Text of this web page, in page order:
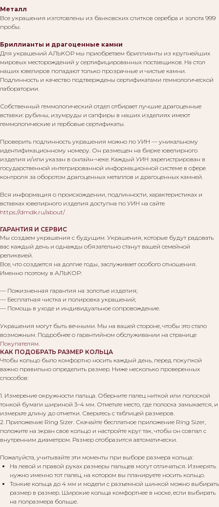
Металл
Все украшения изготовлены из банковских слитков серебра и золота 999
пробы.
Бриллианты и драгоценные камни
Для украшений АЛЬКОР мы приобретаем бриллианты из крупнейших
мировых месторождений у сертифицированных поставщиков. На стол
наших ювелиров попадают только прозрачные и чистые камни.
Подлинность и качество подтверждены сертификатами геммологической
лаборатории.
Собственный геммологический отдел отбирает лучшие драгоценные
вставки: рубины, изумруды и сапфиры в наших изделиях имеют
геммологические и гербовые сертификаты.
Проверить подлинность украшения можно по УИН — уникальному
идентификационному номеру. Он размещен на бирке ювелирного
изделия и/или указан в онлайн-чеке. Каждый УИН зарегистрирован в
государственной интегрированной информационной системе в сфере
контроля за оборотом драгоценных металлов и драгоценных камней.
Вся информация о происхождении, подлинности, характеристиках и
вставках ювелирного изделия доступна по УИН на сайте
https://dmdk.ru/about/
ГАРАНТИЯ И СЕРВИС
Мы создаем украшения с будущим. Украшения, которые будут радовать
вас каждый день и однажды обязательно станут вашей семейной
реликвией.
Все, что создается на долгие годы, заслуживает особого отношения.
Именно поэтому в АЛЬКОР:
— Пожизненная гарантия на золотые изделия;
— Бесплатная чистка и полировка украшений;
— Помощь в уходе и индивидуальное сопровождение.
Украшения могут быть вечными. Мы на вашей стороне, чтобы это стало
возможным. Подробнее о гарантийном обслуживании на странице
Покупателям.
КАК ПОДОБРАТЬ РАЗМЕР КОЛЬЦА
Чтобы кольцо было комфортно носить каждый день, перед покупкой
важно правильно определить размер. Ниже несколько проверенных
способов:
1. Измерение окружности пальца. Оберните палец ниткой или полоской
тонкой бумаги шириной 3–4 мм. Отметьте место, где полоска замыкается, и
измерьте длину до отметки. Сверьтесь с таблицей размеров.
2. Приложение Ring Sizer. Скачайте бесплатное приложение Ring Sizer,
положите на экран свое кольцо и настройте круг так, чтобы он совпал с
внутренним диаметром. Размер отобразится автоматически.
Пожалуйста, учитывайте эти моменты при выборе размера кольца:
На левой и правой руках размеры пальцев могут отличаться. Измерять
нужно именно тот палец, на котором вы планируете носить кольцо.
Тонкие кольца до 4 мм и модели с разъемной шинкой можно выбирать
размер в размер. Широкие кольца комфортнее в носке, если выбирать
на полразмера больше.